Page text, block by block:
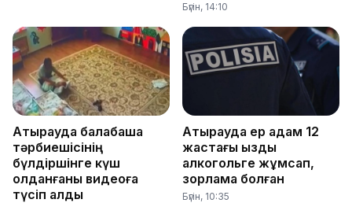
Бүгін, 14:10
Атырауда балабақша
тәрбиешісінің
бүлдіршінге күш
қолданғаны видеоға
түсіп қалды
Атырауда ер адам 12
жастағы қызды
алкогольге жұмсап,
зорламақ болған
Бүгін, 10:35